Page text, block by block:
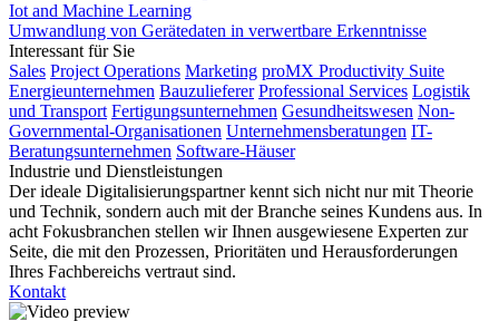
Iot and Machine Learning
Umwandlung von Gerätedaten in verwertbare Erkenntnisse
Interessant für Sie
Sales Project Operations Marketing proMX Productivity Suite
Energieunternehmen Bauzulieferer Professional Services Logistik
und Transport Fertigungsunternehmen Gesundheitswesen Non-
Governmental-Organisationen Unternehmensberatungen IT-
Beratungsunternehmen Software-Häuser
Industrie und Dienstleistungen
Der ideale Digitalisierungspartner kennt sich nicht nur mit Theorie
und Technik, sondern auch mit der Branche seines Kundens aus. In
acht Fokusbranchen stellen wir Ihnen ausgewiesene Experten zur
Seite, die mit den Prozessen, Prioritäten und Herausforderungen
Ihres Fachbereichs vertraut sind.
Kontakt